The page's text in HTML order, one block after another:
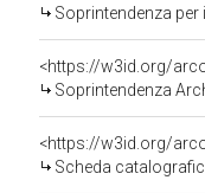
Soprintendenza
<https://w3id.org/
Soprintendenza
<https://w3id.org/
Scheda